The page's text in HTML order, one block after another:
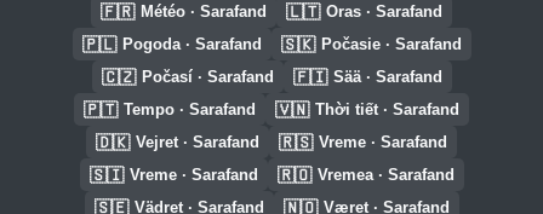
🇫🇷 Météo · Sarafand 🇱🇹 Oras · Sarafand
🇵🇱 Pogoda · Sarafand 🇸🇰 Počasie · Sarafand
🇨🇿 Počasí · Sarafand 🇫🇮 Sää · Sarafand
🇵🇹 Tempo · Sarafand 🇻🇳 Thời tiết · Sarafand
🇩🇰 Vejret · Sarafand 🇷🇸 Vreme · Sarafand
🇸🇮 Vreme · Sarafand 🇷🇴 Vremea · Sarafand
🇸🇪 Vädret · Sarafand 🇳🇴 Været · Sarafand